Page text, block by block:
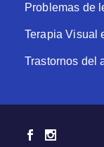
Problemas de
Terapia Visual
Trastornos del